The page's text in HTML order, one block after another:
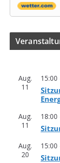
Aug.
11
15:00
Aug.
11
18:00
Aug.
20
15:00